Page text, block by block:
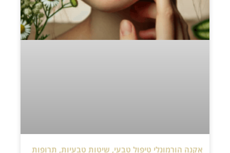
אקנה הורמונלי טיפול טבעי, שיטות טבעיות, תרופות